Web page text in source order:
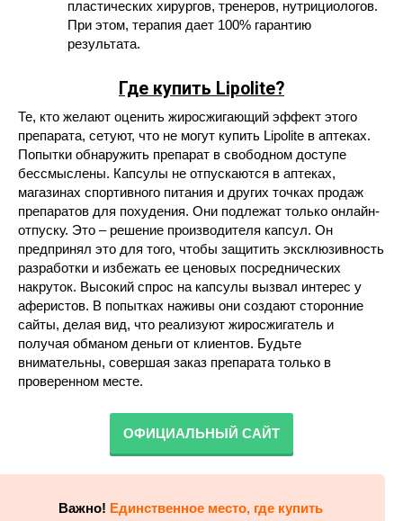
пластических хирургов, тренеров, нутрициологов.
При этом, терапия дает 100% гарантию
результата.
Где купить Lipolite?
Те, кто желают оценить жиросжигающий эффект этого
препарата, сетуют, что не могут купить Lipolite в аптеках.
Попытки обнаружить препарат в свободном доступе
бессмыслены. Капсулы не отпускаются в аптеках,
магазинах спортивного питания и других точках продаж
препаратов для похудения. Они подлежат только онлайн-
отпуску. Это – решение производителя капсул. Он
предпринял это для того, чтобы защитить эксклюзивность
разработки и избежать ее ценовых посреднических
накруток. Высокий спрос на капсулы вызвал интерес у
аферистов. В попытках наживы они создают сторонние
сайты, делая вид, что реализуют жиросжигатель и
получая обманом деньги от клиентов. Будьте
внимательны, совершая заказ препарата только в
проверенном месте.
ОФИЦИАЛЬНЫЙ САЙТ
Важно! Единственное место, где купить